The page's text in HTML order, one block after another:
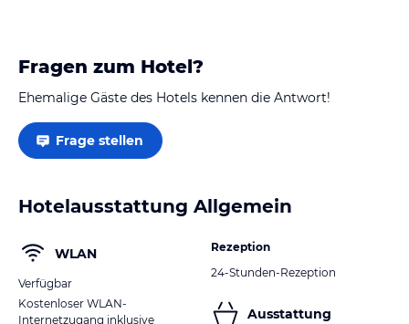
Fragen zum Hotel?
Ehemalige Gäste des Hotels kennen die Antwort!
Frage stellen
Hotelausstattung Allgemein
WLAN
Verfügbar
Kostenloser WLAN-
Internetzugang inklusive
Rezeption
24-Stunden-Rezeption
Ausstattung